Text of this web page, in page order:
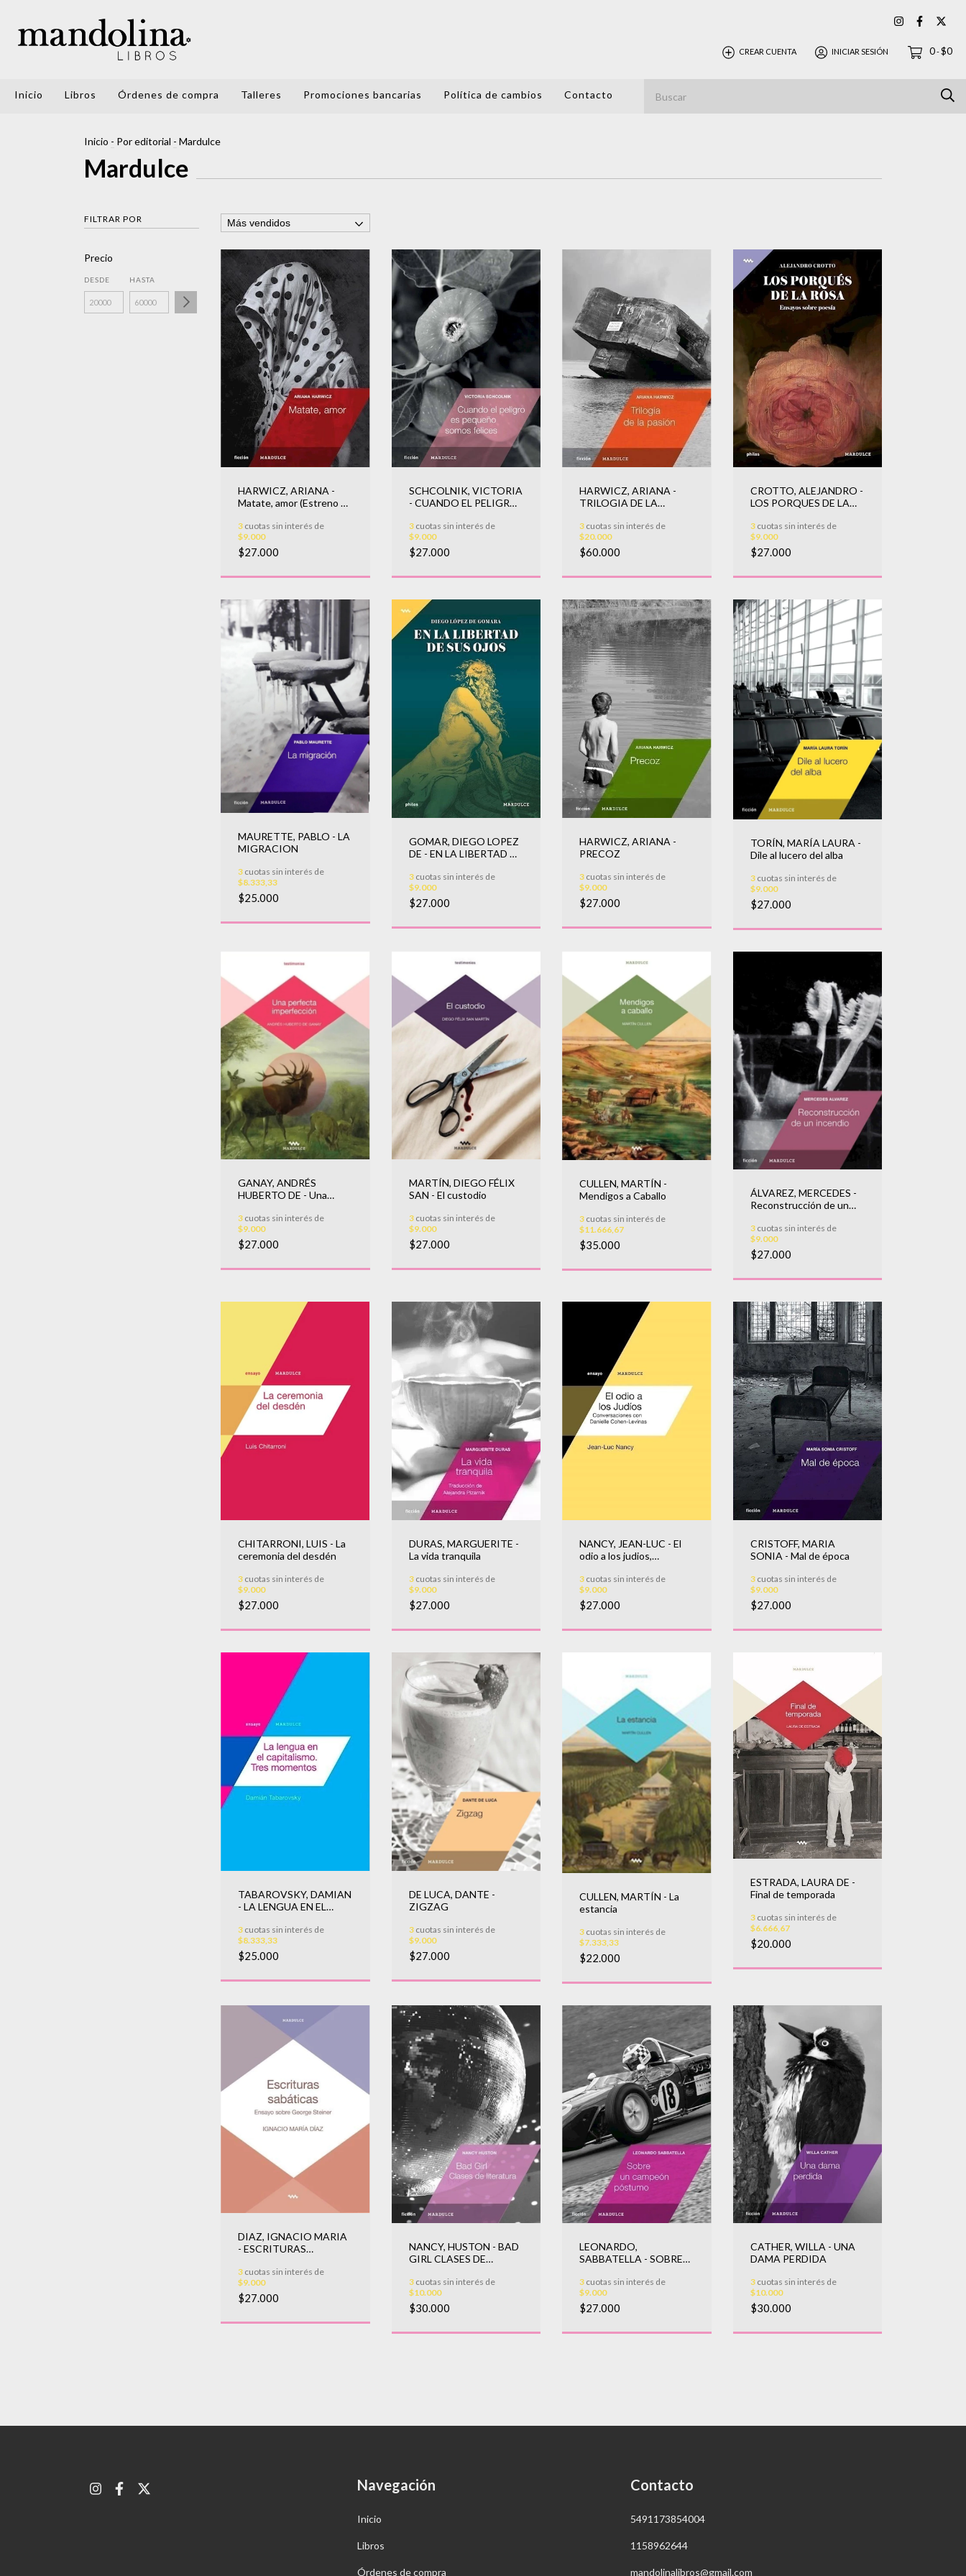
CREAR CUENTA INICIAR SESIÓN 0-$0
Inicio Libros Órdenes de compra Talleres Promociones bancarias Política de cambios Contacto
Inicio - Por editorial - Mardulce
Mardulce
FILTRAR POR
Precio
DESDE HASTA
HARWICZ, ARIANA -
Matate, amor (Estreno de
3 cuotas sin interés de
$9.000
$27.000
SCHCOLNIK, VICTORIA
- CUANDO EL PELIGRO
FELICES
3cuotas sin interés de
$9.000
$27.000
HARWICZ, ARIANA -
TRILOGIA DE LA
3 cuotas sin interés de
$20.000
$60.000
CROTTO, ALEJANDRO -
LOS PORQUES DE LA
3cuotas sin interés de
$9.000
$27.000
MAURETTE, PABLO - LA
MIGRACION
3 cuotas sin interés de
$8.333,33
$25.000
GOMAR, DIEGO LOPEZ
DE - EN LA LIBERTAD DE
3cuotas sin interés de
$9.000
$27.000
HARWICZ, ARIANA -
PRECOZ
3 cuotas sin interés de
$9.000
$27.000
TORÍN, MARÍA LAURA -
Dile al lucero del alba
3cuotas sin interés de
$9.000
$27.000
GANAY, ANDRÉS
HUBERTO DE - Una
3 cuotas sin interés de
$9.000
$27.000
MARTÍN, DIEGO FÉLIX
SAN - El custodio
3cuotas sin interés de
$9.000
$27.000
CULLEN, MARTÍN -
Mendigos a Caballo
3 cuotas sin interés de
$11.666,67
$35.000
ÁLVAREZ, MERCEDES -
Reconstrucción de un
3cuotas sin interés de
$9.000
$27.000
CHITARRONI, LUIS - La
ceremonia del desdén
3 cuotas sin interés de
$9.000
$27.000
DURAS, MARGUERITE -
La vida tranquila
3cuotas sin interés de
$9.000
$27.000
NANCY, JEAN-LUC - El
odio a los judios,
Danielle Cohen-Levinas
3 cuotas sin interés de
$9.000
$27.000
CRISTOFF, MARIA
SONIA - Mal de época
3cuotas sin interés de
$9.000
$27.000
TABAROVSKY, DAMIAN
- LA LENGUA EN EL
MOMENTOS
3 cuotas sin interés de
$8.333,33
$25.000
DE LUCA, DANTE -
ZIGZAG
3cuotas sin interés de
$9.000
$27.000
CULLEN, MARTÍN - La
estancia
3 cuotas sin interés de
$7.333,33
$22.000
ESTRADA, LAURA DE -
Final de temporada
3cuotas sin interés de
$6.666,67
$20.000
DIAZ, IGNACIO MARIA
- ESCRITURAS
3 cuotas sin interés de
$9.000
$27.000
NANCY, HUSTON - BAD
GIRL CLASES DE
3cuotas sin interés de
$10.000
$30.000
LEONARDO,
SABBATELLA - SOBRE
POSTUMO
3 cuotas sin interés de
$9.000
$27.000
CATHER, WILLA - UNA
DAMA PERDIDA
3cuotas sin interés de
$10.000
$30.000
Navegación
Inicio
Libros
Órdenes de compra
Contacto
5491173854004
1158962644
mandolinalibros@gmail.com